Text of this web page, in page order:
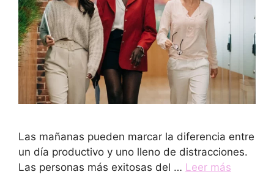
Las mañanas pueden marcar la diferencia entre
un día productivo y uno lleno de distracciones.
Las personas más exitosas del … Leer más